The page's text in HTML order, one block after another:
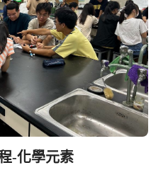
-化學元素